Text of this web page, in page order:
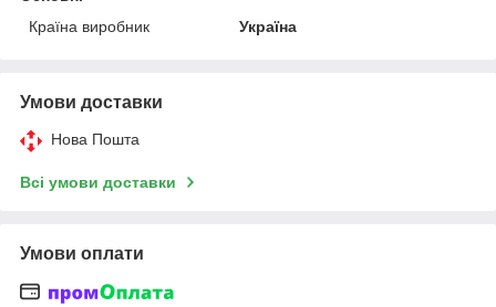
Країна виробник
Україна
Умови доставки
Нова Пошта
Всі умови доставки
Умови оплати